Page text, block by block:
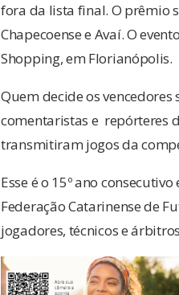
fora da lista final. O prêmio
Chapecoense e Avaí. O
Shopping, em Florianópolis.
Quem decide os
comentaristas e repórteres
transmitiram jogos da
Esse é o 15º ano
Federação Catarinense de
jogadores, técnicos e